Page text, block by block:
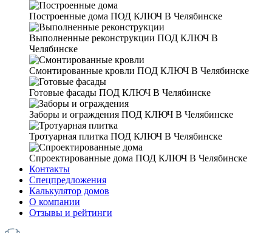
Построенные дома ПОД КЛЮЧ В Челябинске
Выполненные реконструкции ПОД КЛЮЧ В
Челябинске
Смонтированные кровли ПОД КЛЮЧ В Челябинске
Готовые фасады ПОД КЛЮЧ В Челябинске
Заборы и ограждения ПОД КЛЮЧ В Челябинске
Тротуарная плитка ПОД КЛЮЧ В Челябинске
Спроектированные дома ПОД КЛЮЧ В Челябинске
Контакты
Спецпредложения
Калькулятор домов
О компании
Отзывы и рейтинги